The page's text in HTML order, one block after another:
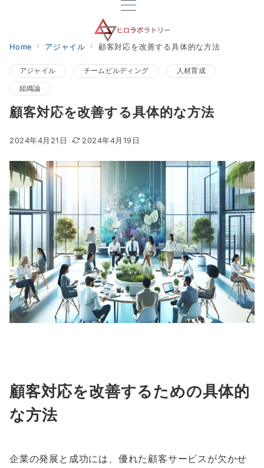
Home アジャイル 顧客対応を改善する具体的な方法
アジャイル チームビルディング 人材育成
組織論
顧客対応を改善する具体的な方法
2024年4月21日 2024年4月19日
顧客対応を改善するための具体的
な方法
企業の発展と成功には、優れた顧客サービスが欠かせ